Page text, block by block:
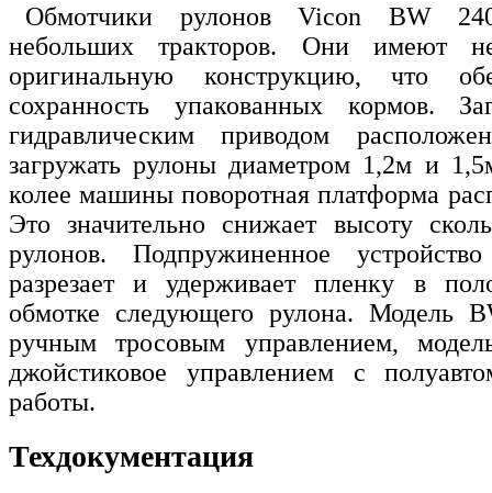
Обмотчики рулонов Vicon BW
небольших тракторов. Они имеют
оригинальную конструкцию, что
сохранность упакованных кормов.
гидравлическим приводом
загружать рулоны диаметром 1,2м и
колее машины поворотная платформа
Это значительно снижает высоту
рулонов. Подпружиненное
разрезает и удерживает пленку в
обмотке следующего рулона. Модель
ручным тросовым управлением,
джойстиковое управлением с
работы.
Техдокументация